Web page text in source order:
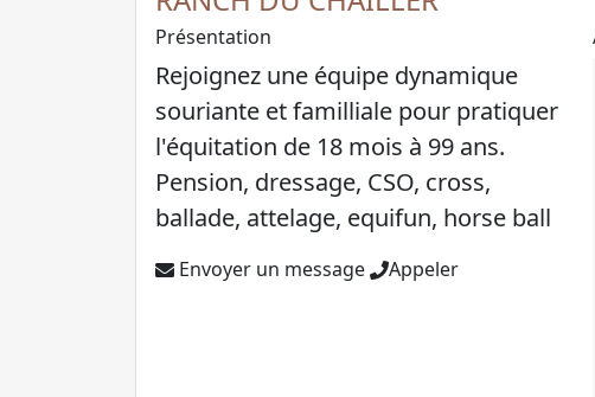
Présentation
Rejoignez une équipe dynamique
souriante et familliale pour pratiquer
l'équitation de 18 mois à 99 ans.
Pension, dressage, CSO, cross,
ballade, attelage, equifun, horse ball
Envoyer un message Appeler